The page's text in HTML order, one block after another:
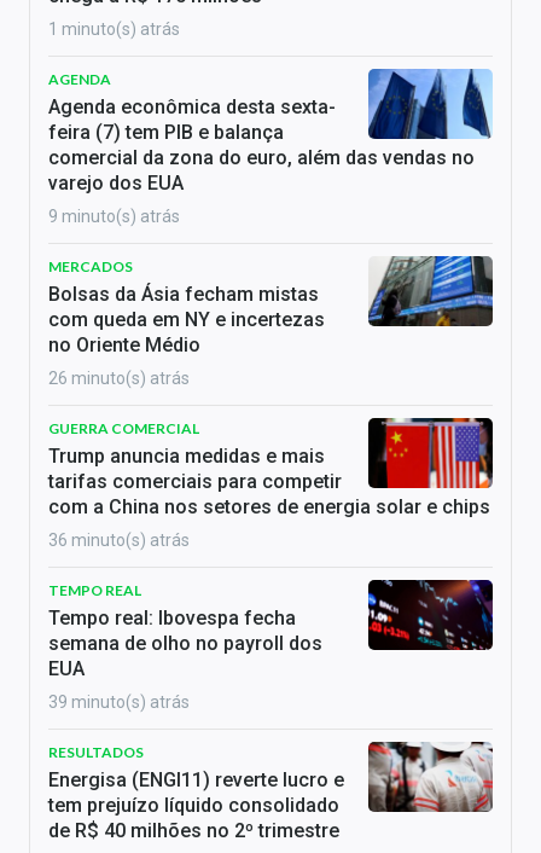
1 minuto(s) atrás
AGENDA
Agenda econômica desta sexta-
feira (7) tem PIB e balança
comercial da zona do euro, além das vendas no
varejo dos EUA
9 minuto(s) atrás
MERCADOS
Bolsas da Ásia fecham mistas
com queda em NY e incertezas
no Oriente Médio
26 minuto(s) atrás
GUERRA COMERCIAL
Trump anuncia medidas e mais
tarifas comerciais para competir
com a China nos setores de energia solar e chips
36 minuto(s) atrás
TEMPO REAL
Tempo real: Ibovespa fecha
semana de olho no payroll dos
EUA
39 minuto(s) atrás
RESULTADOS
Energisa (ENGI11) reverte lucro e
tem prejuízo líquido consolidado
de R$ 40 milhões no 2º trimestre